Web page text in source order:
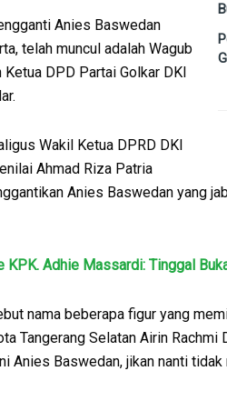
Anies Baswedan
telah muncul adalah Wagub
DPD Partai Golkar DKI
Wakil Ketua DPRD DKI
Ahmad Riza Patria
Anies Baswedan yang
Adhie Massardi: Tinggal Buka
nama beberapa figur yang
Tangerang Selatan Airin
Anies Baswedan, jikan nanti